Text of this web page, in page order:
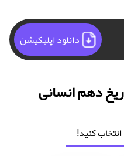
دانلود اپلیکیشن
دهم انسانی
انتخاب کنید!